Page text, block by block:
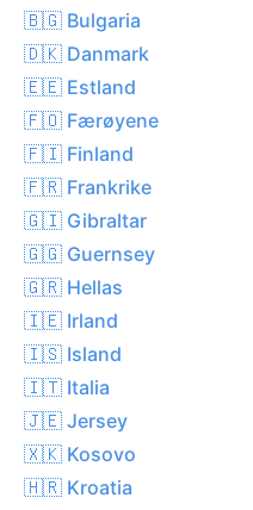
🇧🇬 Bulgaria
🇩🇰 Danmark
🇪🇪 Estland
🇫🇴 Færøyene
🇫🇮 Finland
🇫🇷 Frankrike
🇬🇮 Gibraltar
🇬🇬 Guernsey
🇬🇷 Hellas
🇮🇪 Irland
🇮🇸 Island
🇮🇹 Italia
🇯🇪 Jersey
🇽🇰 Kosovo
🇭🇷 Kroatia